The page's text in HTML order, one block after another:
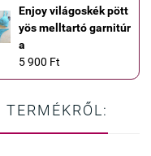
Enjoy világoskék pött
yös melltartó garnitúr
a
5 900 Ft